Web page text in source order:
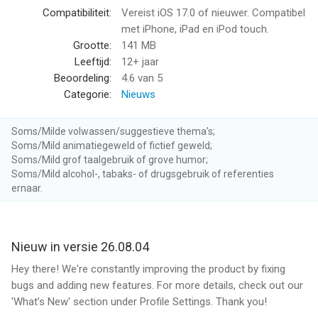
Build real connections with strangers, creators and experts.
Every room is a chance to join a community.
Host Rooms & Lead the Conversation
Start your own audio room in seconds. Whether it's a group
hangout, book club or panel discussion, you're in control of the
Keep the Conversation Going
Sidebar with friends before, during and after rooms. Chat even
when you're not online at the same time.
—
* 100% live audio - spontaneous, human and real
* Always something happening, from deep dives to casual
hangs
* Curated just for you - follow topics, people and rooms you
Compatibiliteit:
Vereist iOS 17.0 of nieuwer. Compatibel
met iPhone, iPad en iPod touch.
Grootte:
141 MB
Leeftijd:
12+ jaar
Beoordeling:
4.6 van 5
Categorie:
Nieuws
Soms/Milde volwassen/suggestieve thema’s;
Soms/Mild animatiegeweld of fictief geweld;
Soms/Mild grof taalgebruik of grove humor;
Soms/Mild alcohol-, tabaks- of drugsgebruik of referenties
ernaar.
Nieuw in versie 26.08.04
Hey there! We're constantly improving the product by fixing
bugs and adding new features. For more details, check out our
'What’s New' section under Profile Settings. Thank you!